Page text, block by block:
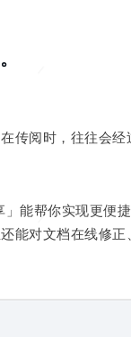
传阅时，往往会经
」能帮你实现更便捷
能对文档在线修正